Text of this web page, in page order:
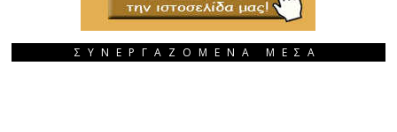
ΣΥΝΕΡΓΑΖΟΜΕΝΑ ΜΕΣΑ